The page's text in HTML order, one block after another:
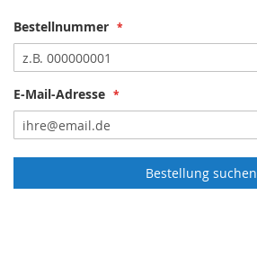
Bestellnummer
E-Mail-Adresse
Bestellung suchen